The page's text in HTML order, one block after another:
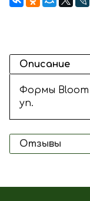
Описание
Формы Bloom
уп.
Отзывы